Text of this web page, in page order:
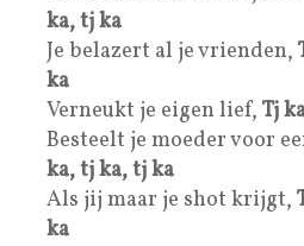
ka, tj ka
Je belazert al je vrienden,
ka
Verneukt je eigen lief, Tj
Besteelt je moeder voor
ka, tj ka, tj ka
Als jij maar je shot krijgt,
ka